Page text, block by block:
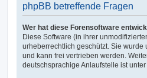
phpBB betreffende Fragen
Wer hat diese Forensoftware
Diese Software (in ihrer
urheberrechtlich geschützt. Sie wurde
und kann frei vertrieben werden.
deutschsprachige Anlaufstelle ist unter